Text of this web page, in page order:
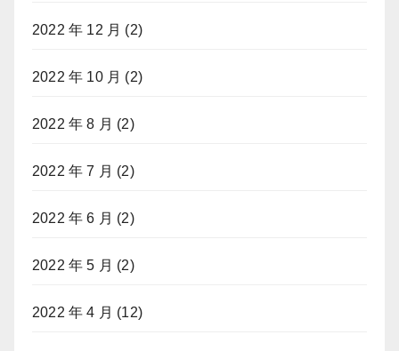
2022 年 12 月 (2)
2022 年 10 月 (2)
2022 年 8 月 (2)
2022 年 7 月 (2)
2022 年 6 月 (2)
2022 年 5 月 (2)
2022 年 4 月 (12)